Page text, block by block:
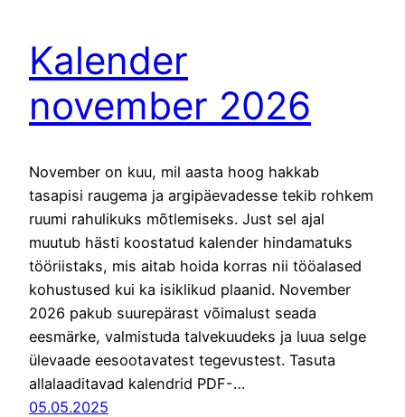
Kalender
november 2026
November on kuu, mil aasta hoog hakkab
tasapisi raugema ja argipäevadesse tekib rohkem
ruumi rahulikuks mõtlemiseks. Just sel ajal
muutub hästi koostatud kalender hindamatuks
tööriistaks, mis aitab hoida korras nii tööalased
kohustused kui ka isiklikud plaanid. November
2026 pakub suurepärast võimalust seada
eesmärke, valmistuda talvekuudeks ja luua selge
ülevaade eesootavatest tegevustest. Tasuta
allalaaditavad kalendrid PDF-…
05.05.2025